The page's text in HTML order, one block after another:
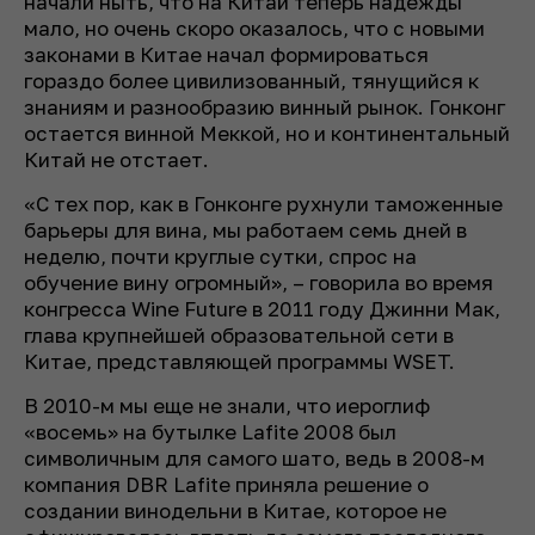
мало, но очень скоро оказалось, что с новыми
законами в Китае начал формироваться
гораздо более цивилизованный, тянущийся к
знаниям и разнообразию винный рынок. Гонконг
остается винной Меккой, но и континентальный
Китай не отстает.
«С тех пор, как в Гонконге рухнули таможенные
барьеры для вина, мы работаем семь дней в
неделю, почти круглые сутки, спрос на
обучение вину огромный», – говорила во время
конгресса Wine Future в 2011 году Джинни Мак,
глава крупнейшей образовательной сети в
Китае, представляющей программы WSET.
В 2010-м мы еще не знали, что иероглиф
«восемь» на бутылке Lafite 2008 был
символичным для самого шато, ведь в 2008-м
компания DBR Lafite приняла решение о
создании винодельни в Китае, которое не